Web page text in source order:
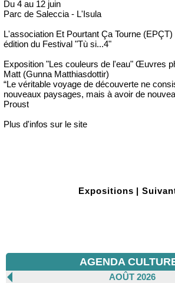
Du 4 au 12 juin
Parc de Saleccia - L'Isula
L'association Et Pourtant Ça Tourne
édition du Festival "Tù si...4"
Exposition "Les couleurs de l'eau" Œuvres
Matt (Gunna Matthiasdottir)
“Le véritable voyage de découverte ne
nouveaux paysages, mais à avoir de
Proust
Plus d'infos sur le site
Expositions |
AGENDA
AOÛT 2026